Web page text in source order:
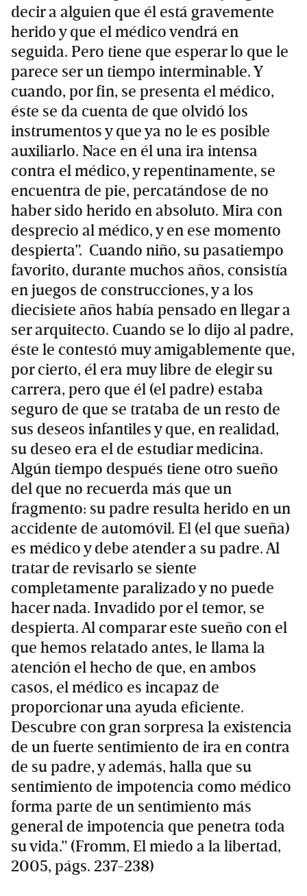
decir a alguien que él está gravemente
herido y que el médico vendrá en
seguida. Pero tiene que esperar lo que le
parece ser un tiempo interminable. Y
cuando, por fin, se presenta el médico,
éste se da cuenta de que olvidó los
instrumentos y que ya no le es posible
auxiliarlo. Nace en él una ira intensa
contra el médico, y repentinamente, se
encuentra de pie, percatándose de no
haber sido herido en absoluto. Mira con
desprecio al médico, y en ese momento
despierta”. Cuando niño, su pasatiempo
favorito, durante muchos años, consistía
en juegos de construcciones, y a los
diecisiete años había pensado en llegar a
ser arquitecto. Cuando se lo dijo al padre,
éste le contestó muy amigablemente que,
por cierto, él era muy libre de elegir su
carrera, pero que él (el padre) estaba
seguro de que se trataba de un resto de
sus deseos infantiles y que, en realidad,
su deseo era el de estudiar medicina.
Algún tiempo después tiene otro sueño
del que no recuerda más que un
fragmento: su padre resulta herido en un
accidente de automóvil. El (el que sueña)
es médico y debe atender a su padre. Al
tratar de revisarlo se siente
completamente paralizado y no puede
hacer nada. Invadido por el temor, se
despierta. Al comparar este sueño con el
que hemos relatado antes, le llama la
atención el hecho de que, en ambos
casos, el médico es incapaz de
proporcionar una ayuda eficiente.
Descubre con gran sorpresa la existencia
de un fuerte sentimiento de ira en contra
de su padre, y además, halla que su
sentimiento de impotencia como médico
forma parte de un sentimiento más
general de impotencia que penetra toda
su vida.” (Fromm, El miedo a la libertad,
2005, págs. 237-238)